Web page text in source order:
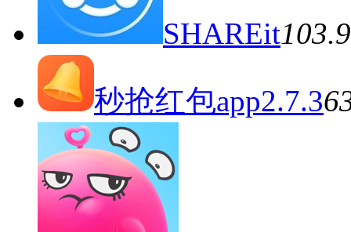
SHAREit
秒抢红包app2.7.3